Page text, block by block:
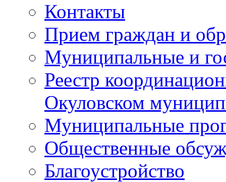
Контакты
Прием граждан и
Муниципальные и
Реестр
Окуловском
Муниципальные
Общественные
Благоустройство